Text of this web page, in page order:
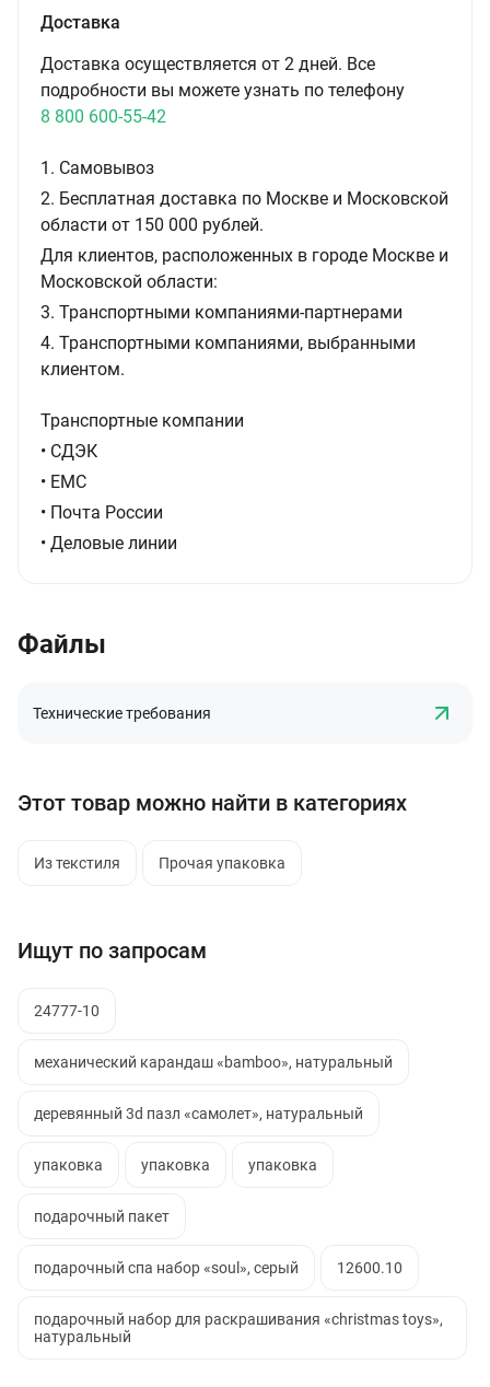
Доставка
Доставка осуществляется от 2 дней. Все
подробности вы можете узнать по телефону
8 800 600-55-42
1. Самовывоз
2. Бесплатная доставка по Москве и Московской
области от 150 000 рублей.
Для клиентов, расположенных в городе Москве и
Московской области:
3. Транспортными компаниями-партнерами
4. Транспортными компаниями, выбранными
клиентом.
Транспортные компании
• СДЭК
• ЕМС
• Почта России
• Деловые линии
Файлы
Технические требования
Этот товар можно найти в категориях
Из текстиля Прочая упаковка
Ищут по запросам
24777-10
механический карандаш «bamboo», натуральный
деревянный 3d пазл «самолет», натуральный
упаковка упаковка упаковка
подарочный пакет
подарочный спа набор «soul», серый 12600.10
подарочный набор для раскрашивания «christmas toys»,
натуральный